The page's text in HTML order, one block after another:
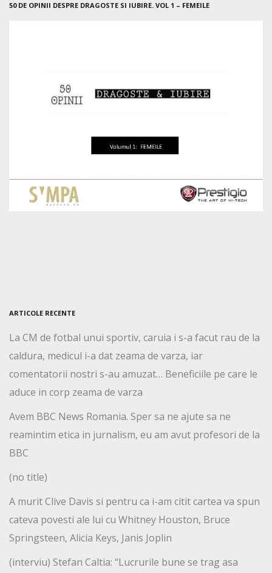
50 DE OPINII DESPRE DRAGOSTE SI IUBIRE. VOL 1 – FEMEILE
ARTICOLE RECENTE
La CM de fotbal unui sportiv, caruia i s-a facut rau de la
caldura, medicul i-a dat zeama de varza, iar
comentatorii nostri s-au amuzat… Beneficiile pe care le
aduce in corp zeama de varza
Avem BBC News Romania. Sper sa ne ajute sa ne
reamintim etica in jurnalism, eu am avut profesori de la
BBC
(no title)
A murit Clive Davis si pentru ca i-am citit cartea va spun
cateva povesti ale lui cu Whitney Houston, Bruce
Springsteen, Alicia Keys, Janis Joplin
(interviu) Stefan Caltia: “Lucrurile bune se trag asa